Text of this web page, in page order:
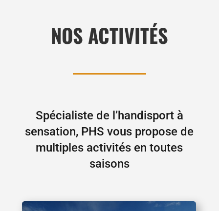
NOS ACTIVITÉS
Spécialiste de l’handisport à
sensation, PHS vous propose de
multiples activités en toutes
saisons